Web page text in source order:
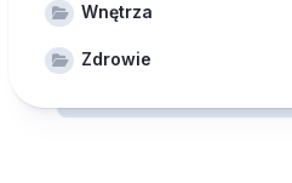
Wnętrza
Zdrowie